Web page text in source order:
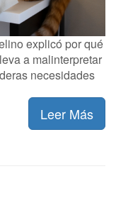
explicó por qué
a malinterpretar
necesidades
Leer Más